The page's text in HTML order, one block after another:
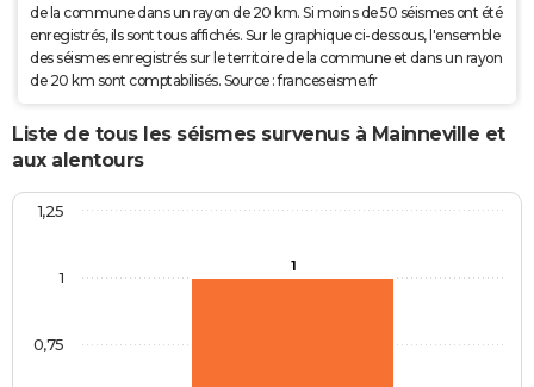
de la commune dans un rayon de 20 km. Si moins de 50 séismes ont été
enregistrés, ils sont tous affichés. Sur le graphique ci-dessous, l'ensemble
des séismes enregistrés sur le territoire de la commune et dans un rayon
de 20 km sont comptabilisés. Source : franceseisme.fr
Liste de tous les séismes survenus à Mainneville et
aux alentours
1
0,75
1
1,25